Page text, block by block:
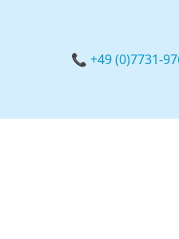
📞 +49 (0)7731-